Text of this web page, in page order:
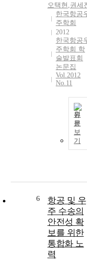
오택현 ,권세
한국항공
주학회
2012
한국항공
주학회 학
술발표회
논문집
Vol.2012
No.11
원
문
보
기
6
항공 및 우
주 수송의
안전성 확
보를 위한
통합화 노
력